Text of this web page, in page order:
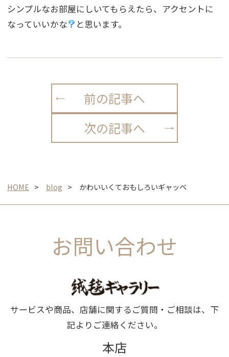
シンプルなお部屋にしいてもらえたら、アクセントに
なっていいかな
と思います。
前の記事へ
次の記事へ
HOME blog かわいいくておもしろいギャッベ
お問い合わせ
サービスや商品、店舗に関するご質問・ご相談は、下
記よりご連絡ください。
本店